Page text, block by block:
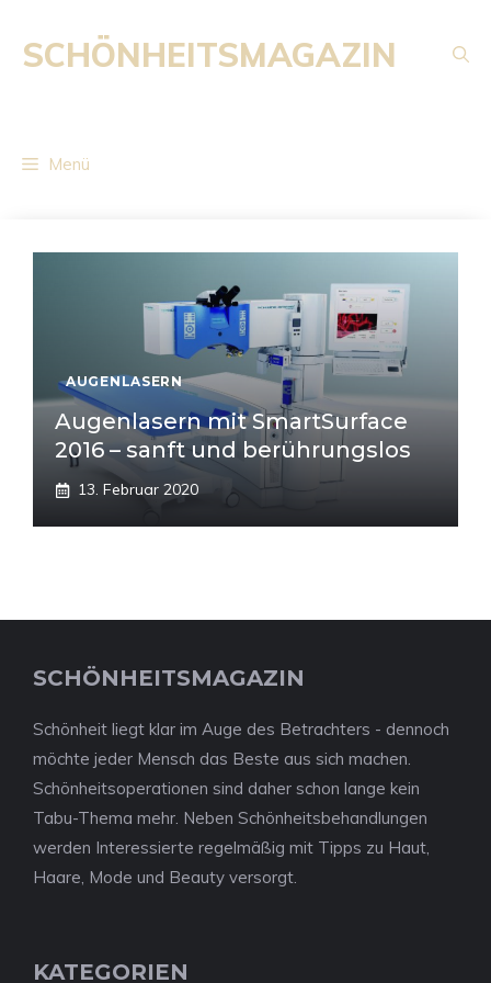
Inhalt
springen
SCHÖNHEITSMAGAZIN
Menü
AUGENLASERN
Augenlasern mit SmartSurface
2016 – sanft und berührungslos
13. Februar 2020
SCHÖNHEITSMAGAZIN
Schönheit liegt klar im Auge des Betrachters - dennoch
möchte jeder Mensch das Beste aus sich machen.
Schönheitsoperationen sind daher schon lange kein
Tabu-Thema mehr. Neben Schönheitsbehandlungen
werden Interessierte regelmäßig mit Tipps zu Haut,
Haare, Mode und Beauty versorgt.
KATEGORIEN